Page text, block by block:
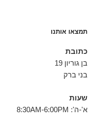
תמצאו אותנו
כתובת
בן גוריון 19
בני ברק
שעות
א'-ה': 8:30AM-6:00PM